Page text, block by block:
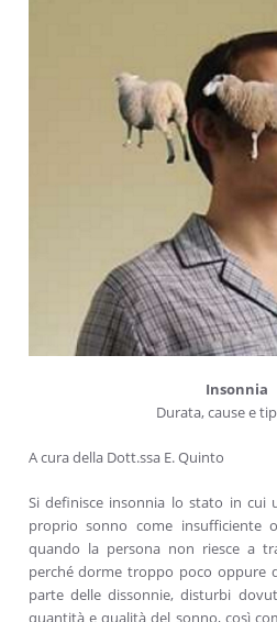
Insonnia
Durata, cause e
A cura della Dott.ssa E. Quinto
Si definisce insonnia lo stato in cui
proprio sonno come insufficiente
quando la persona non riesce a
perché dorme troppo poco oppure
parte delle dissonnie, disturbi
quantità e qualità del sonno, così